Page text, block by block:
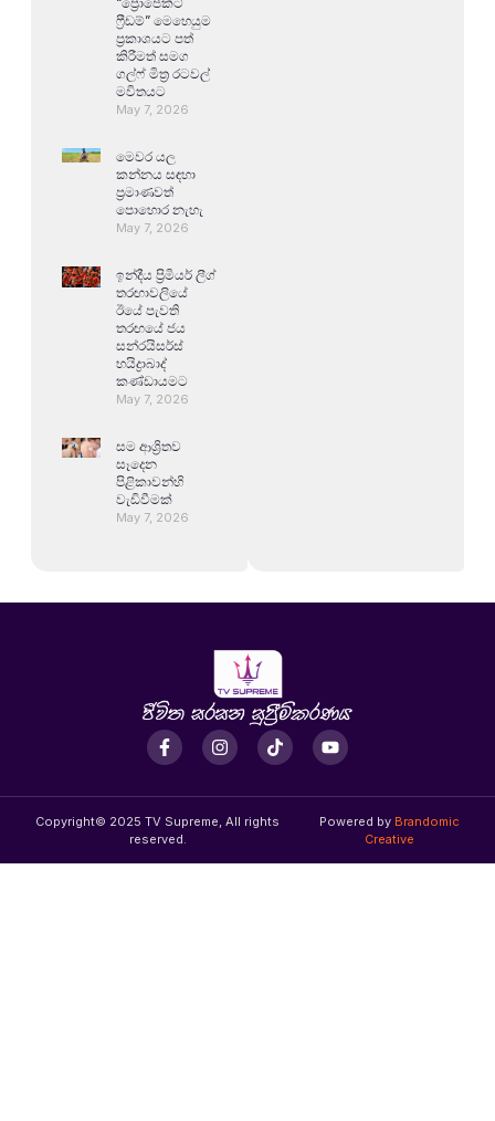
ෆ්‍රීඩම්” මෙහෙයුම
ප්‍රකාශයට පත්
කිරීමත් සමග
ගල්ෆ් මිත්‍ර රටවල්
මවිතයට
May 7, 2026
මෙවර යල
කන්නය සඳහා
ප්‍රමාණවත්
පොහොර නැහැ
May 7, 2026
ඉන්දීය ප්‍රිමියර් ලීග්
තරඟාවලියේ
ඊයේ පැවති
තරඟයේ ජය
සන්රයිසර්ස්
හයිද්‍රාබාද්
කණ්ඩායමට
May 7, 2026
සම ආශ්‍රිතව
සෑදෙන
පිළිකාවන්හි
වැඩිවීමක්
May 7, 2026
Copyright© 2025 TV Supreme, All rights
reserved.
Powered by Brandomic
Creative